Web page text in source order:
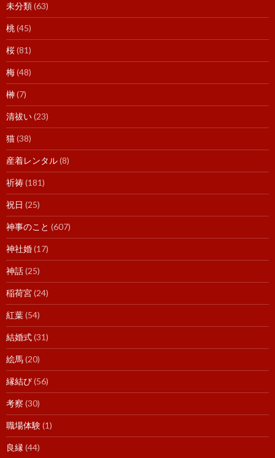
未分類(63)
桃(45)
桜(81)
梅(48)
榊(7)
清祓い(23)
猫(38)
産着レンタル(8)
祈祷(181)
祝日 (25)
神事のこと (607)
神社婚(17)
神話(25)
稲荷宮(24)
紅葉(54)
結婚式(31)
絵馬(20)
縁結び(56)
考察 (30)
職場体験(1)
良縁 (44)